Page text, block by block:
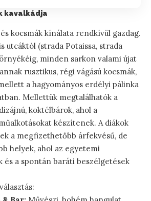
kavalkádja
kocsmák kínálata rendkívül gazdag.
utcáktól (strada Potaissa, strada
minden sarkon valami újat
rusztikus, régi vágású kocsmák,
a hagyományos erdélyi pálinka
Mellettük megtalálhatók a
koktélbárok, ahol a
készítenek. A diákok
a megfizethetőbb árfekvésű, de
helyek, ahol az egyetemi
és a spontán baráti beszélgetések